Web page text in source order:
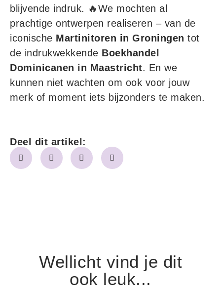
blijvende indruk. 🔥We mochten al
prachtige ontwerpen realiseren – van de
iconische Martinitoren in Groningen tot
de indrukwekkende Boekhandel
Dominicanen in Maastricht. En we
kunnen niet wachten om ook voor jouw
merk of moment iets bijzonders te maken.
Deel dit artikel:
Wellicht vind je dit
ook leuk...